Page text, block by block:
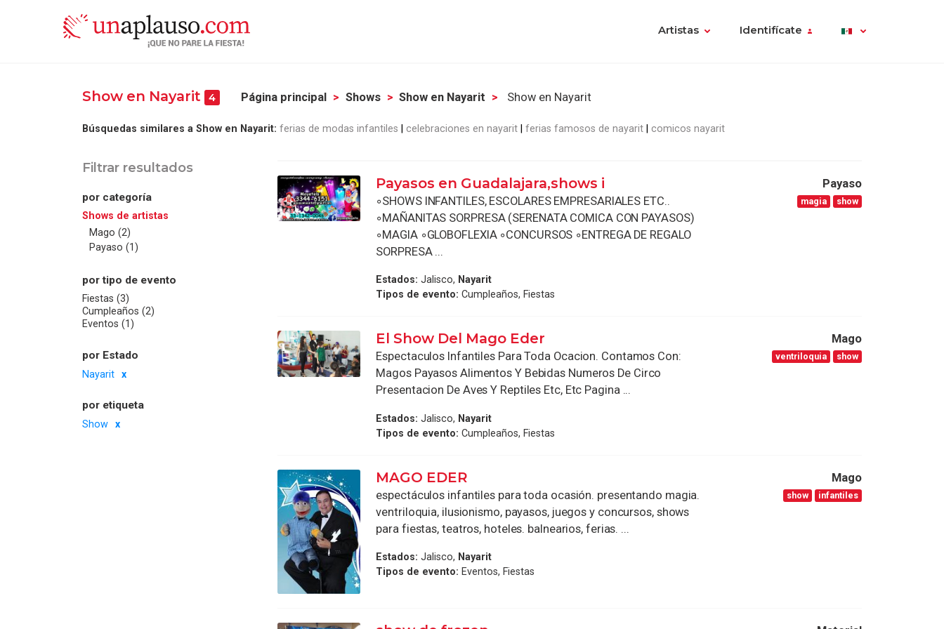
Artistas Identifícate
Show en Nayarit 4 Página principal Shows Show en Nayarit Show en Nayarit
Búsquedas similares a Show en Nayarit: ferias de modas infantiles celebraciones en nayarit ferias famosos de nayarit comicos nayarit
Filtrar resultados
por categoría
Shows de artistas
Mago (2)
Payaso (1)
por tipo de evento
Fiestas (3)
Cumpleaños (2)
Eventos (1)
por Estado
Nayarit
por etiqueta
Show
Payasos en Guadalajara,shows i
◦SHOWS INFANTILES, ESCOLARES EMPRESARIALES ETC..
◦MAÑANITAS SORPRESA (SERENATA COMICA CON PAYASOS)
◦MAGIA ◦GLOBOFLEXIA ◦CONCURSOS ◦ENTREGA DE REGALO
SORPRESA ...
Estados: Jalisco, Nayarit
Tipos de evento: Cumpleaños, Fiestas
Payaso
magia show
El Show Del Mago Eder
Espectaculos Infantiles Para Toda Ocacion. Contamos Con:
Magos Payasos Alimentos Y Bebidas Numeros De Circo
Presentacion De Aves Y Reptiles Etc, Etc Pagina ...
Estados: Jalisco, Nayarit
Tipos de evento: Cumpleaños, Fiestas
Mago
ventriloquia show
MAGO EDER
espectáculos infantiles para toda ocasión. presentando magia.
ventriloquia, ilusionismo, payasos, juegos y concursos, shows
para fiestas, teatros, hoteles. balnearios, ferias. ...
Estados: Jalisco, Nayarit
Tipos de evento: Eventos, Fiestas
Mago
show infantiles